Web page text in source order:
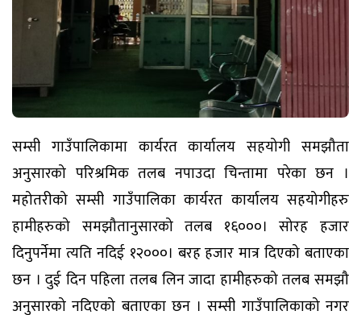
सम्सी गाउँपालिकामा कार्यरत कार्यालय सहयोगी समझौता
अनुसारको परिश्रमिक तलब नपाउदा चिन्तामा परेका छन ।
महोतरीको सम्सी गाउँपालिका कार्यरत कार्यालय सहयोगीहरु
हामीहरुको समझौतानुसारको तलब १६०००। सोरह हजार
दिनुपर्नेमा त्यति नदिई १२०००। बरह हजार मात्र दिएको बताएका
छन । दुई दिन पहिला तलब लिन जादा हामीहरुको तलब समझौ
अनुसारको नदिएको बताएका छन । सम्सी गाउँपालिकाको नगर